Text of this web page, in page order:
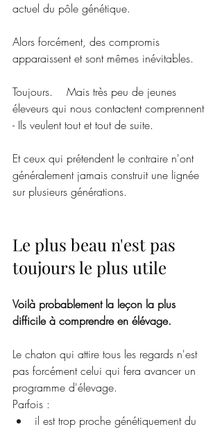
actuel du pôle génétique.
Alors forcément, des compromis
apparaissent et sont mêmes inévitables.
Toujours.    Mais très peu de jeunes
éleveurs qui nous contactent comprennent
- Ils veulent tout et tout de suite.
Et ceux qui prétendent le contraire n'ont
généralement jamais construit une lignée
sur plusieurs générations.
Le plus beau n'est pas
toujours le plus utile
Voilà probablement la leçon la plus
difficile à comprendre en élévage.
Le chaton qui attire tous les regards n'est
pas forcément celui qui fera avancer un
programme d'élevage.
Parfois :
il est trop proche génétiquement du